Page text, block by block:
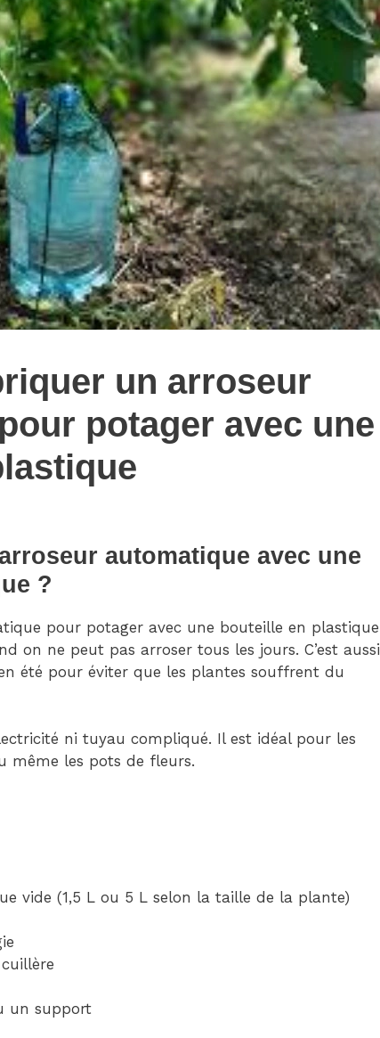
un arroseur
potager avec une
automatique avec une
?
pour potager avec une bouteille en plastique
on ne peut pas arroser tous les jours. C’est aussi
été pour éviter que les plantes souffrent du
ni tuyau compliqué. Il est idéal pour les
même les pots de fleurs.
vide (1,5 L ou 5 L selon la taille de la plante)
un support